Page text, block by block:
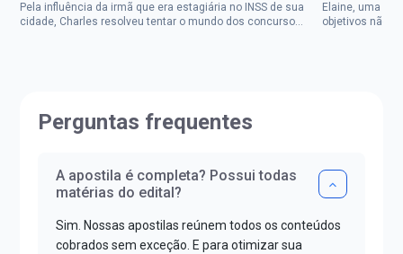
Pela influência da irmã que era estagiária no INSS de sua
cidade, Charles resolveu tentar o mundo dos concursos
Elaine, uma
objetivos não
Perguntas frequentes
A apostila é completa? Possui todas
matérias do edital?
Sim. Nossas apostilas reúnem todos os conteúdos
cobrados sem exceção. E para otimizar sua